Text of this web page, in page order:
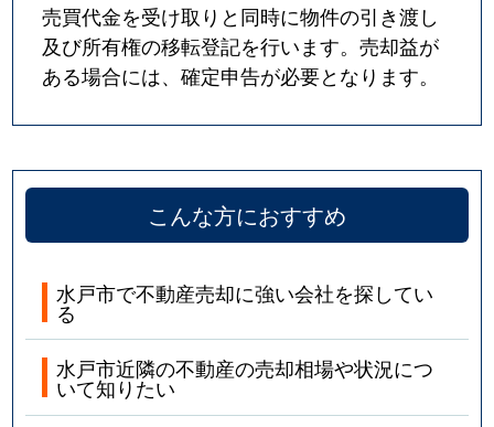
売買代金を受け取りと同時に物件の引き渡し
及び所有権の移転登記を行います。売却益が
ある場合には、確定申告が必要となります。
こんな方におすすめ
水戸市で不動産売却に強い会社を探してい
る
水戸市近隣の不動産の売却相場や状況につ
いて知りたい